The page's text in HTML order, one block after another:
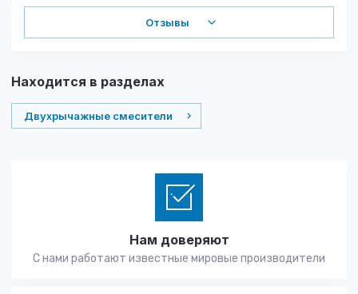
Отзывы
Находится в разделах
Двухрычажные смесители
Нам доверяют
С нами работают известные мировые производители